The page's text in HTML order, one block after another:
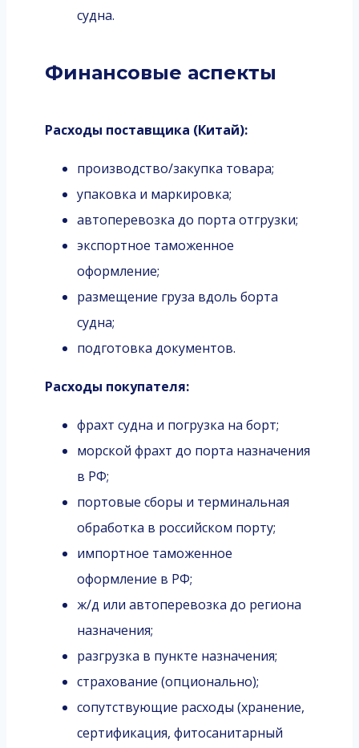
судна.
Финансовые аспекты
Расходы поставщика (Китай):
производство/закупка товара;
упаковка и маркировка;
автоперевозка до порта отгрузки;
экспортное таможенное
оформление;
размещение груза вдоль борта
судна;
подготовка документов.
Расходы покупателя:
фрахт судна и погрузка на борт;
морской фрахт до порта назначения
в РФ;
портовые сборы и терминальная
обработка в российском порту;
импортное таможенное
оформление в РФ;
ж/д или автоперевозка до региона
назначения;
разгрузка в пункте назначения;
страхование (опционально);
сопутствующие расходы (хранение,
сертификация, фитосанитарный